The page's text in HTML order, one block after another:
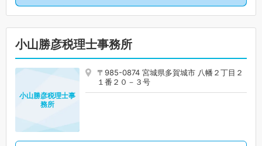
小山勝彦税理士事務所
〒985-0874 宮城県多賀城市 八幡２丁目２
１番２０－３号
小山勝彦税理士事
務所